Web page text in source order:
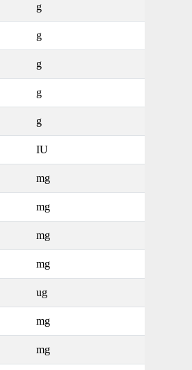
g
g
g
g
g
IU
mg
mg
mg
mg
ug
mg
mg